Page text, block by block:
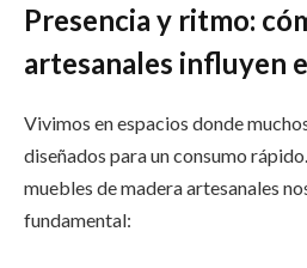
Presencia y ritmo:
artesanales influyen
Vivimos en espacios donde
diseñados para un consumo
muebles de madera artesanales
fundamental: